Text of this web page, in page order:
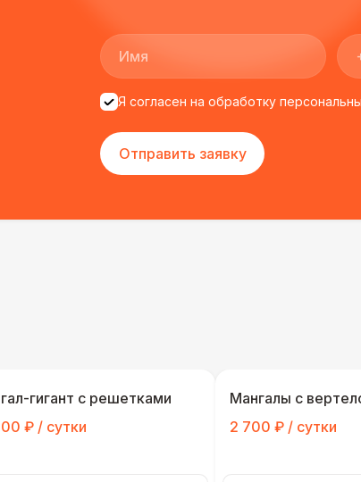
Я согласен на обработку
Отправить заявку
гигант с решетками
₽ / сутки
Мангалы с
2 700 ₽ / сутки